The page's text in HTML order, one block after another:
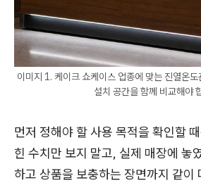
이미지 1. 케이크 쇼케이스 업종에 맞는 진열온
설치 공간을 함께 비교해야
먼저 정해야 할 사용 목적을 확인할
힌 수치만 보지 말고, 실제 매장에 놓
하고 상품을 보충하는 장면까지 같이